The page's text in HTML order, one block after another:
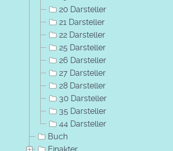
20 Darsteller
21 Darsteller
22 Darsteller
25 Darsteller
26 Darsteller
27 Darsteller
28 Darsteller
30 Darsteller
35 Darsteller
44 Darsteller
Buch